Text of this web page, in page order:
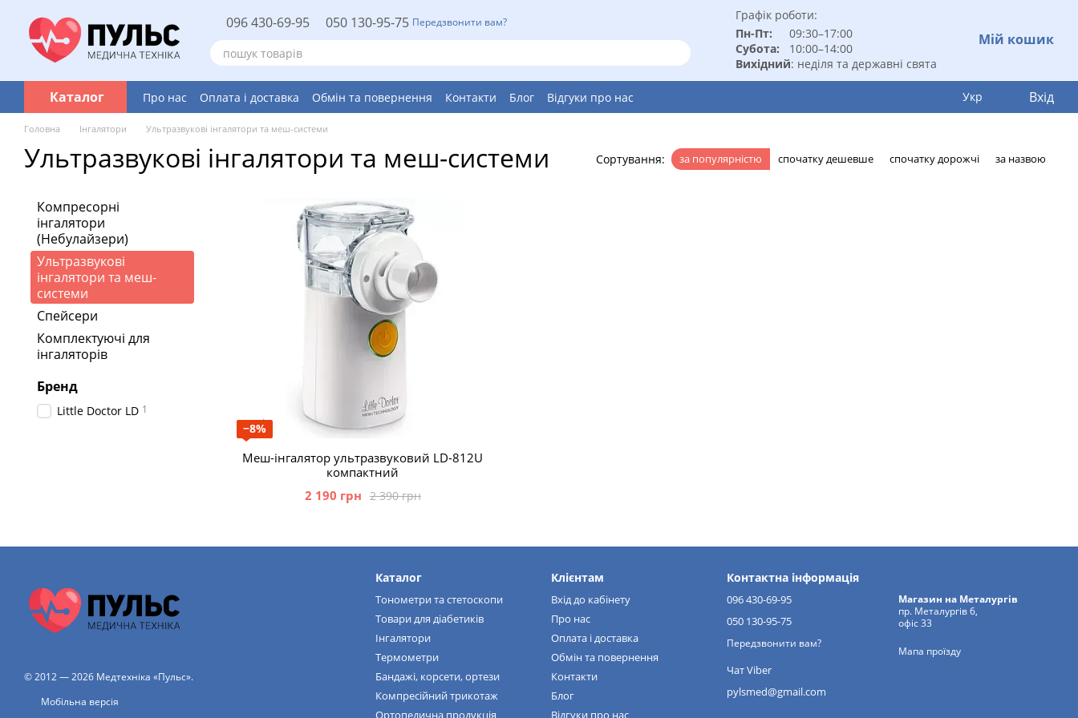
096 430-69-95 050 130-95-75 Передзвонити вам?
Графік роботи:
Пн-Пт:
09:30–17:00
Субота:
10:00–14:00
Вихідний: неділя та державні свята
Мій кошик
Каталог Про нас Оплата і доставка Обмін та повернення Контакти Блог Відгуки про нас Укр Вхід
Головна Інгалятори Ультразвукові інгалятори та меш-системи
Ультразвукові інгалятори та меш-системи Сортування: за популярністю спочатку дешевше спочатку дорожчі за назвою
−8%
Меш-інгалятор ультразвуковий LD-812U
компактний
2 390 грн
2 190 грн
Компресорні
інгалятори
(Небулайзери)
Ультразвукові
інгалятори та меш-
системи
Спейсери
Комплектуючі для
інгаляторів
Бренд
Little Doctor LD 1
© 2012 — 2026 Медтехніка «Пульс».
Мобільна версія
Каталог
Тонометри та стетоскопи
Товари для діабетиків
Інгалятори
Термометри
Бандажі, корсети, ортези
Компресійний трикотаж
Ортопедична продукція
Клієнтам
Вхід до кабінету
Про нас
Оплата і доставка
Обмін та повернення
Контакти
Блог
Відгуки про нас
Контактна інформація
096 430-69-95
050 130-95-75
Передзвонити вам?
Чат Viber
pylsmed@gmail.com
Магазин на Металургів
пр. Металургів 6,
офіс 33
Мапа проїзду